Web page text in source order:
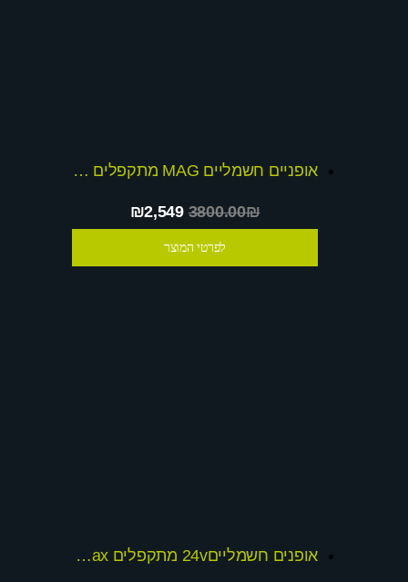
אופניים חשמליים MAG מתקפלים 48v CORTZ MAx
₪2,5493800.00₪
לפרטי המוצר
אופנים חשמליים24v מתקפלים x-max דגם EB56